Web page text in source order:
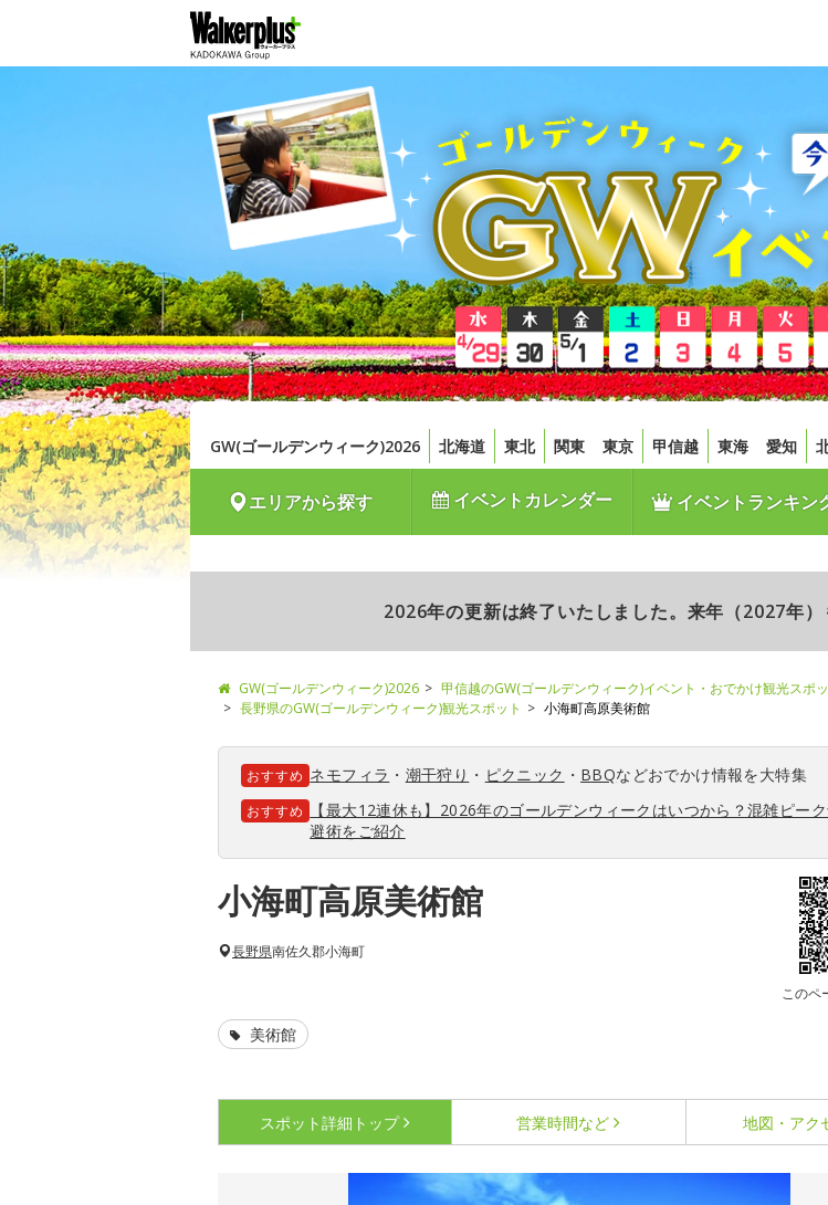
GW(ゴールデンウィーク)2026 北海道 東北 関東 東京 甲信越 東海 愛知
エリアから探す イベントカレンダー イベントランキン
2026年の更新は終了いたしました。来年（2027年）
GW(ゴールデンウィーク)2026 甲信越のGW(ゴールデンウィーク)イベント・おでかけ観光スポ
長野県のGW(ゴールデンウィーク)観光スポット
小海町高原美術館
おすすめ ネモフィラ ・ 潮干狩り ・ ピクニック ・ BBQなどおでかけ情報を大特集
おすすめ
【最大12連休も】2026年のゴールデンウィークはいつから？混雑ピー
避術をご紹介
小海町高原美術館
このペ
長野県南佐久郡小海町
美術館
スポット詳細 トップ 営業時間など 地図・アク